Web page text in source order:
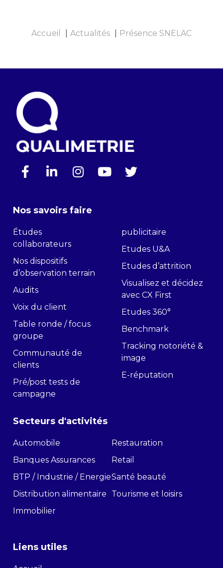
Accueil Actualités Présence SNELAC
Nos savoirs faire
Études
collaborateurs
Nos dispositifs
d’observation terrain
Audits
Voix du client
Table ronde / focus
groupe
Communauté de
clients
Pré/post tests de
campagne
publicitaire
Etudes U&A
Etudes d’attrition
Visualisez et décidez
avec CX First
Etudes 360°
Benchmark
Tracking notoriété &
image
E-réputation
Secteurs d'activités
Automobile
Banques Assurances
BTP / Industrie / Energie
Distribution alimentaire
Immobilier
Restauration
Retail
Santé beauté
Tourisme et loisirs
Liens utiles